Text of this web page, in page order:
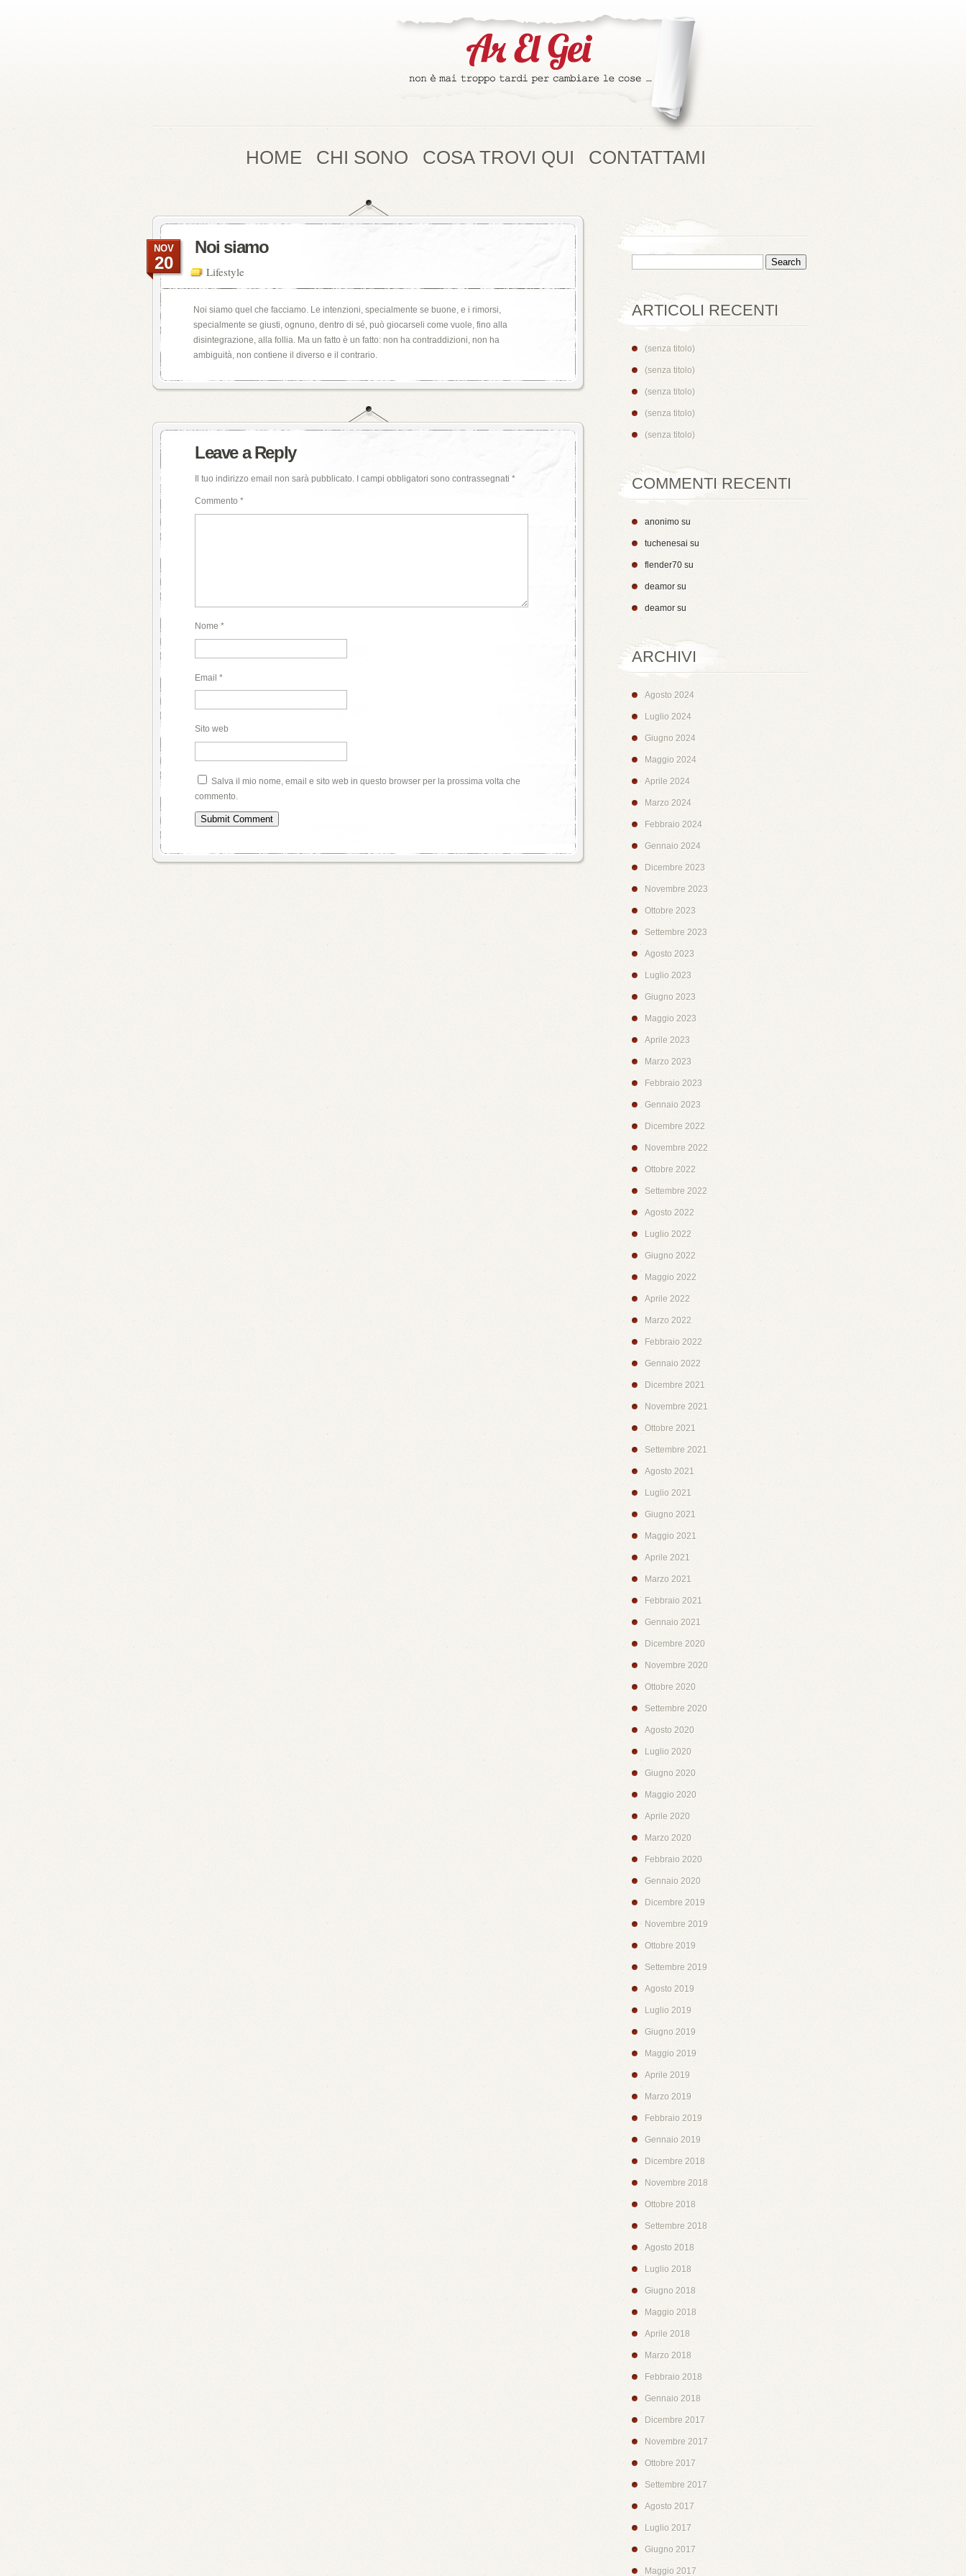
HOME CHI SONO COSA TROVI QUI CONTATTAMI
Noi siamo
Lifestyle
NOV
20
Noi siamo quel che facciamo. Le intenzioni, specialmente se buone, e i rimorsi,
specialmente se giusti, ognuno, dentro di sé, può giocarseli come vuole, fino alla
disintegrazione, alla follia. Ma un fatto è un fatto: non ha contraddizioni, non ha
ambiguità, non contiene il diverso e il contrario.
Leave a Reply
Il tuo indirizzo email non sarà pubblicato. I campi obbligatori sono contrassegnati *
Commento *
Nome *
Email *
Sito web
Salva il mio nome, email e sito web in questo browser per la prossima volta che
commento.
ARTICOLI RECENTI
(senza titolo)
(senza titolo)
(senza titolo)
(senza titolo)
(senza titolo)
COMMENTI RECENTI
anonimo su
tuchenesai su
flender70 su
deamor su
deamor su
ARCHIVI
Agosto 2024
Luglio 2024
Giugno 2024
Maggio 2024
Aprile 2024
Marzo 2024
Febbraio 2024
Gennaio 2024
Dicembre 2023
Novembre 2023
Ottobre 2023
Settembre 2023
Agosto 2023
Luglio 2023
Giugno 2023
Maggio 2023
Aprile 2023
Marzo 2023
Febbraio 2023
Gennaio 2023
Dicembre 2022
Novembre 2022
Ottobre 2022
Settembre 2022
Agosto 2022
Luglio 2022
Giugno 2022
Maggio 2022
Aprile 2022
Marzo 2022
Febbraio 2022
Gennaio 2022
Dicembre 2021
Novembre 2021
Ottobre 2021
Settembre 2021
Agosto 2021
Luglio 2021
Giugno 2021
Maggio 2021
Aprile 2021
Marzo 2021
Febbraio 2021
Gennaio 2021
Dicembre 2020
Novembre 2020
Ottobre 2020
Settembre 2020
Agosto 2020
Luglio 2020
Giugno 2020
Maggio 2020
Aprile 2020
Marzo 2020
Febbraio 2020
Gennaio 2020
Dicembre 2019
Novembre 2019
Ottobre 2019
Settembre 2019
Agosto 2019
Luglio 2019
Giugno 2019
Maggio 2019
Aprile 2019
Marzo 2019
Febbraio 2019
Gennaio 2019
Dicembre 2018
Novembre 2018
Ottobre 2018
Settembre 2018
Agosto 2018
Luglio 2018
Giugno 2018
Maggio 2018
Aprile 2018
Marzo 2018
Febbraio 2018
Gennaio 2018
Dicembre 2017
Novembre 2017
Ottobre 2017
Settembre 2017
Agosto 2017
Luglio 2017
Giugno 2017
Maggio 2017